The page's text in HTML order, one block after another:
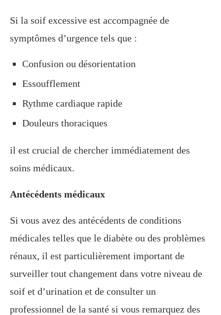
Si la soif excessive est accompagnée de
symptômes d’urgence tels que :
Confusion ou désorientation
Essoufflement
Rythme cardiaque rapide
Douleurs thoraciques
il est crucial de chercher immédiatement des
soins médicaux.
Antécédents médicaux
Si vous avez des antécédents de conditions
médicales telles que le diabète ou des problèmes
rénaux, il est particulièrement important de
surveiller tout changement dans votre niveau de
soif et d’urination et de consulter un
professionnel de la santé si vous remarquez des